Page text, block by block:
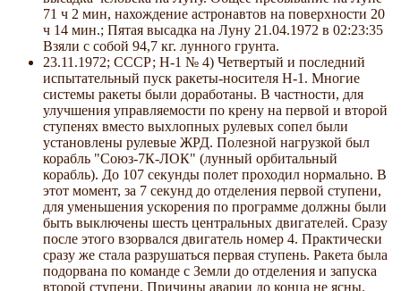
71 ч 2 мин, нахождение астронавтов на поверхности 20
ч 14 мин.; Пятая высадка на Луну 21.04.1972 в 02:23:35
Взяли с собой 94,7 кг. лунного грунта.
23.11.1972; СССР; Н-1 № 4) Четвертый и последний
испытательный пуск ракеты-носителя Н-1. Многие
системы ракеты были доработаны. В частности, для
улучшения управляемости по крену на первой и второй
ступенях вместо выхлопных рулевых сопел были
установлены рулевые ЖРД. Полезной нагрузкой был
корабль "Союз-7К-ЛОК" (лунный орбитальный
корабль). До 107 секунды полет проходил нормально. В
этот момент, за 7 секунд до отделения первой ступени,
для уменьшения ускорения по программе должны были
быть выключены шесть центральных двигателей. Сразу
после этого взорвался двигатель номер 4. Практически
сразу же стала разрушаться первая ступень. Ракета была
подорвана по команде с Земли до отделения и запуска
второй ступени. Причины аварии до конца не ясны.